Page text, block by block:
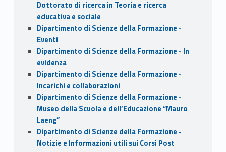
Dottorato di ricerca in Teoria e ricerca
educativa e sociale
Dipartimento di Scienze della Formazione -
Eventi
Dipartimento di Scienze della Formazione - In
evidenza
Dipartimento di Scienze della Formazione -
Incarichi e collaborazioni
Dipartimento di Scienze della Formazione -
Museo della Scuola e dell’Educazione “Mauro
Laeng”
Dipartimento di Scienze della Formazione -
Notizie e Informazioni utili sui Corsi Post